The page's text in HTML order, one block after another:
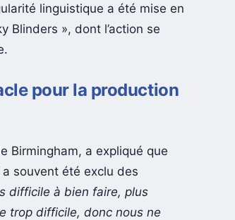
linguistique a été mise en
Blinders », dont l’action se
pour la production
Birmingham, a expliqué que
a souvent été exclu des
difficile à bien faire, plus
trop difficile, donc nous ne